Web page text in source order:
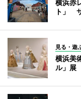
横浜赤
ト」
見る・遊
横浜美
ル」展